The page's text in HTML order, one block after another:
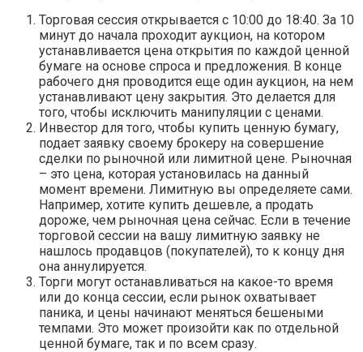
Торговая сессия открывается с 10:00 до 18:40. За 10
минут до начала проходит аукцион, на котором
устанавливается цена открытия по каждой ценной
бумаге на основе спроса и предложения. В конце
рабочего дня проводится еще один аукцион, на нем
устанавливают цену закрытия. Это делается для
того, чтобы исключить манипуляции с ценами.
Инвестор для того, чтобы купить ценную бумагу,
подает заявку своему брокеру на совершение
сделки по рыночной или лимитной цене. Рыночная
– это цена, которая установилась на данный
момент времени. Лимитную вы определяете сами.
Например, хотите купить дешевле, а продать
дороже, чем рыночная цена сейчас. Если в течение
торговой сессии на вашу лимитную заявку не
нашлось продавцов (покупателей), то к концу дня
она аннулируется.
Торги могут останавливаться на какое-то время
или до конца сессии, если рынок охватывает
паника, и цены начинают меняться бешеными
темпами. Это может произойти как по отдельной
ценной бумаге, так и по всем сразу.